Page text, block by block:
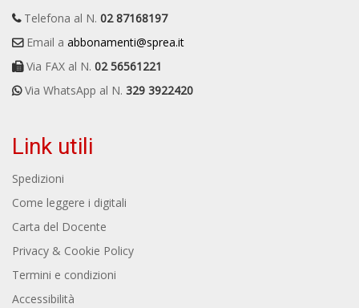
Telefona al N. 02 87168197
Email a abbonamenti@sprea.it
Via FAX al N. 02 56561221
Via WhatsApp al N. 329 3922420
Link utili
Spedizioni
Come leggere i digitali
Carta del Docente
Privacy & Cookie Policy
Termini e condizioni
Accessibilità